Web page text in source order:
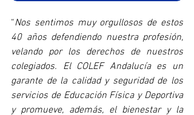
“Nos sentimos muy orgullosos de estos
40 años defendiendo nuestra profesión,
velando por los derechos de nuestros
colegiados. El COLEF Andalucía es un
garante de la calidad y seguridad de los
servicios de Educación Física y Deportiva
y promueve, además, el bienestar y la